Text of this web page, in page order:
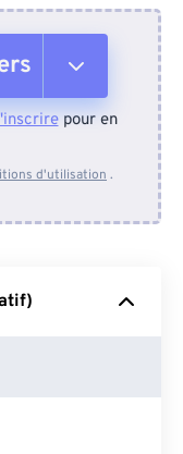
pour en
d'utilisation .